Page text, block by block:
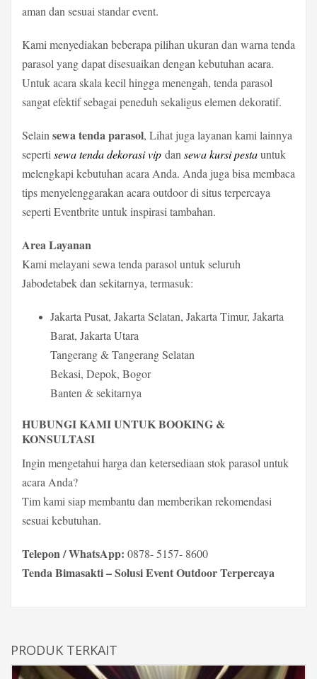
aman dan sesuai standar event.
Kami menyediakan beberapa pilihan ukuran dan warna tenda
parasol yang dapat disesuaikan dengan kebutuhan acara.
Untuk acara skala kecil hingga menengah, tenda parasol
sangat efektif sebagai peneduh sekaligus elemen dekoratif.
Selain sewa tenda parasol, Lihat juga layanan kami lainnya
seperti sewa tenda dekorasi vip dan sewa kursi pestauntuk
melengkapi kebutuhan acara Anda. Anda juga bisa membaca
tips menyelenggarakan acara outdoor di situs terpercaya
seperti Eventbrite untuk inspirasi tambahan.
Area Layanan
Kami melayani sewa tenda parasol untuk seluruh
Jabodetabek dan sekitarnya, termasuk:
Jakarta Pusat, Jakarta Selatan, Jakarta Timur, Jakarta
Barat, Jakarta Utara
Tangerang & Tangerang Selatan
Bekasi, Depok, Bogor
Banten & sekitarnya
HUBUNGI KAMI UNTUK BOOKING &
KONSULTASI
Ingin mengetahui harga dan ketersediaan stok parasol untuk
acara Anda?
Tim kami siap membantu dan memberikan rekomendasi
sesuai kebutuhan.
Telepon / WhatsApp: 0878- 5157- 8600
Tenda Bimasakti – Solusi Event Outdoor Terpercaya
PRODUK TERKAIT